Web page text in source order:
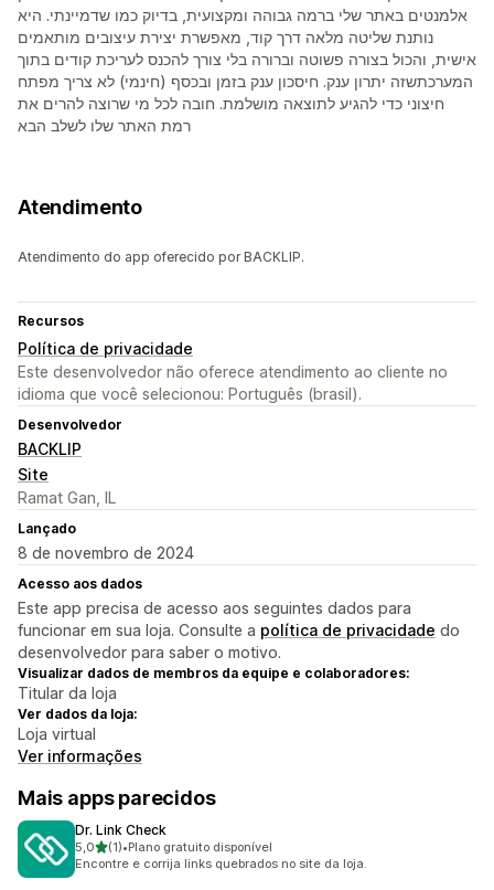
אלמנטים באתר שלי ברמה גבוהה ומקצועית, בדיוק כמו שדמיינתי. היא
נותנת שליטה מלאה דרך קוד, מאפשרת יצירת עיצובים מותאמים
אישית, והכול בצורה פשוטה וברורה בלי צורך להכנס לעריכת קודים בתוך
המערכתשזה יתרון ענק. חיסכון ענק בזמן ובכסף (חינמי) לא צריך מפתח
חיצוני כדי להגיע לתוצאה מושלמת. חובה לכל מי שרוצה להרים את
רמת האתר שלו לשלב הבא
Atendimento
Atendimento do app oferecido por BACKLIP.
Recursos
Política de privacidade
Este desenvolvedor não oferece atendimento ao cliente no
idioma que você selecionou: Português (brasil).
Desenvolvedor
BACKLIP
Site
Ramat Gan, IL
Lançado
8 de novembro de 2024
Acesso aos dados
Este app precisa de acesso aos seguintes dados para
funcionar em sua loja. Consulte a política de privacidade do
desenvolvedor para saber o motivo.
Visualizar dados de membros da equipe e colaboradores:
Titular da loja
Ver dados da loja:
Loja virtual
Ver informações
Mais apps parecidos
Dr. Link Check
5,0de 5 estrelas
(1)
1 avaliações ao todo
•Plano gratuito disponível
Encontre e corrija links quebrados no site da loja.